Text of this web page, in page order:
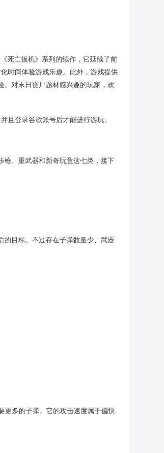
死亡扳机》系列的续作，它延续了前
时间体验游戏乐趣。此外，游戏提供
。对末日丧尸题材感兴趣的玩家，欢
且登录谷歌账号后才能进行游玩。
枪、重武器和新奇玩意这七类，接下
的目标。不过存在子弹数量少、武器
更多的子弹。它的攻击速度属于偏快